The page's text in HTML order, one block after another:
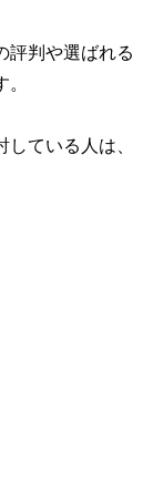
評判や選ばれる
ている人は、